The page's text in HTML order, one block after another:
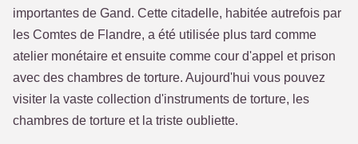
importantes de Gand. Cette citadelle, habitée autrefois par
les Comtes de Flandre, a été utilisée plus tard comme
atelier monétaire et ensuite comme cour d'appel et prison
avec des chambres de torture. Aujourd'hui vous pouvez
visiter la vaste collection d'instruments de torture, les
chambres de torture et la triste oubliette.